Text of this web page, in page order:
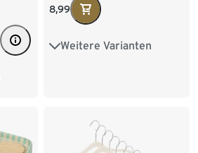
8,99
Weitere Varianten
20 x 12.5 x 16 cm